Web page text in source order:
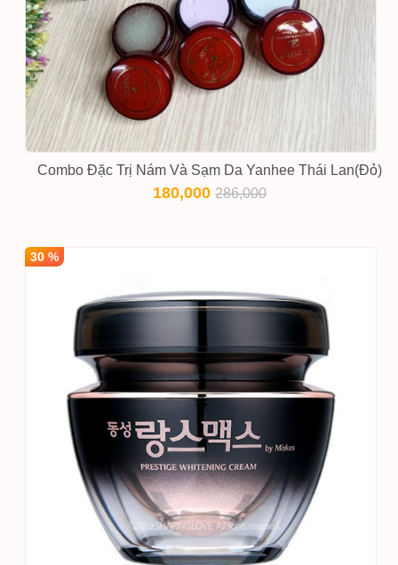
Combo Đặc Trị Nám Và Sạm Da Yanhee Thái Lan(Đỏ)
180,000286,000
30 %